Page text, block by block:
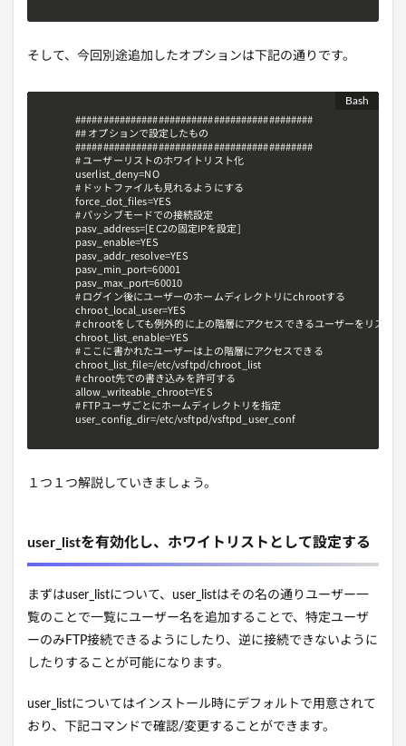
そして、今回別途追加したオプションは下記の通りです。
###########################################
## オプションで設定したもの
###########################################
# ユーザーリストのホワイトリスト化
userlist_deny=NO
# ドットファイルも見れるようにする
force_dot_files=YES
# パッシブモードでの接続設定
pasv_address=[EC2の固定IPを設定]
pasv_enable=YES
pasv_addr_resolve=YES
pasv_min_port=60001
pasv_max_port=60010
# ログイン後にユーザーのホームディレクトリにchrootする
chroot_local_user=YES
# chrootをしても例外的に上の階層にアクセスできるユーザーをリスト
chroot_list_enable=YES
# ここに書かれたユーザーは上の階層にアクセスできる
chroot_list_file=/etc/vsftpd/chroot_list
# chroot先での書き込みを許可する
allow_writeable_chroot=YES
# FTPユーザごとにホームディレクトリを指定
user_config_dir=/etc/vsftpd/vsftpd_user_conf
１つ１つ解説していきましょう。
user_listを有効化し、ホワイトリストとして設定する
まずはuser_listについて、user_listはその名の通りユーザー一
覧のことで一覧にユーザー名を追加することで、特定ユーザ
ーのみFTP接続できるようにしたり、逆に接続できないように
したりすることが可能になります。
user_listについてはインストール時にデフォルトで用意されて
おり、下記コマンドで確認/変更することができます。